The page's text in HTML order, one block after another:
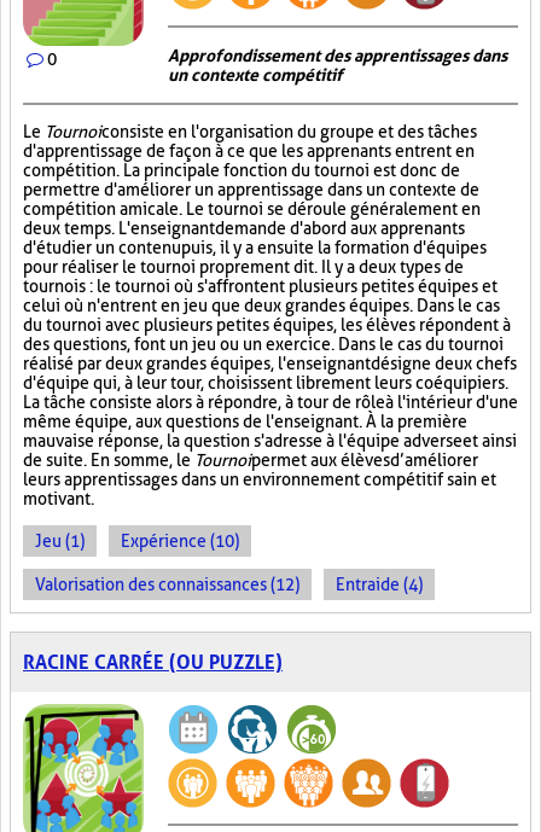
0
Approfondissement des apprentissages dans
un contexte compétitif
Le Tournoiconsiste en l'organisation du groupe et des tâches
d'apprentissage de façon à ce que les apprenants entrent en
compétition. La principale fonction du tournoi est donc de
permettre d'améliorer un apprentissage dans un contexte de
compétition amicale. Le tournoi se déroule généralement en
deux temps. L'enseignant demande d'abord aux apprenants
d'étudier un contenu puis, il y a ensuite la formation d'équipes
pour réaliser le tournoi proprement dit. Il y a deux types de
tournois : le tournoi où s'affrontent plusieurs petites équipes et
celui où n'entrent en jeu que deux grandes équipes. Dans le cas
du tournoi avec plusieurs petites équipes, les élèves répondent à
des questions, font un jeu ou un exercice. Dans le cas du tournoi
réalisé par deux grandes équipes, l'enseignant désigne deux chefs
d'équipe qui, à leur tour, choisissent librement leurs coéquipiers.
La tâche consiste alors à répondre, à tour de rôle à l'intérieur d'une
même équipe, aux questions de l'enseignant. À la première
mauvaise réponse, la question s'adresse à l'équipe adverse et ainsi
de suite. En somme, le Tournoipermet aux élèves d’améliorer
leurs apprentissages dans un environnement compétitif sain et
motivant.
Jeu (1) Expérience (10)
Valorisation des connaissances (12) Entraide (4)
RACINE CARRÉE (OU PUZZLE)